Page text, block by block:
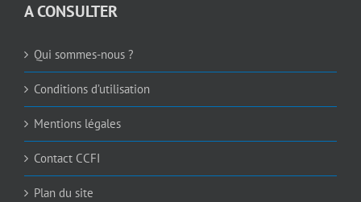
A CONSULTER
Qui sommes-nous ?
Conditions d’utilisation
Mentions légales
Contact CCFI
Plan du site